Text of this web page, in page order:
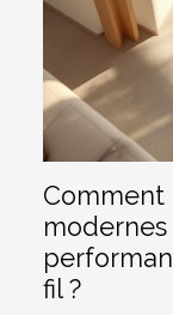
Comment
fil ?